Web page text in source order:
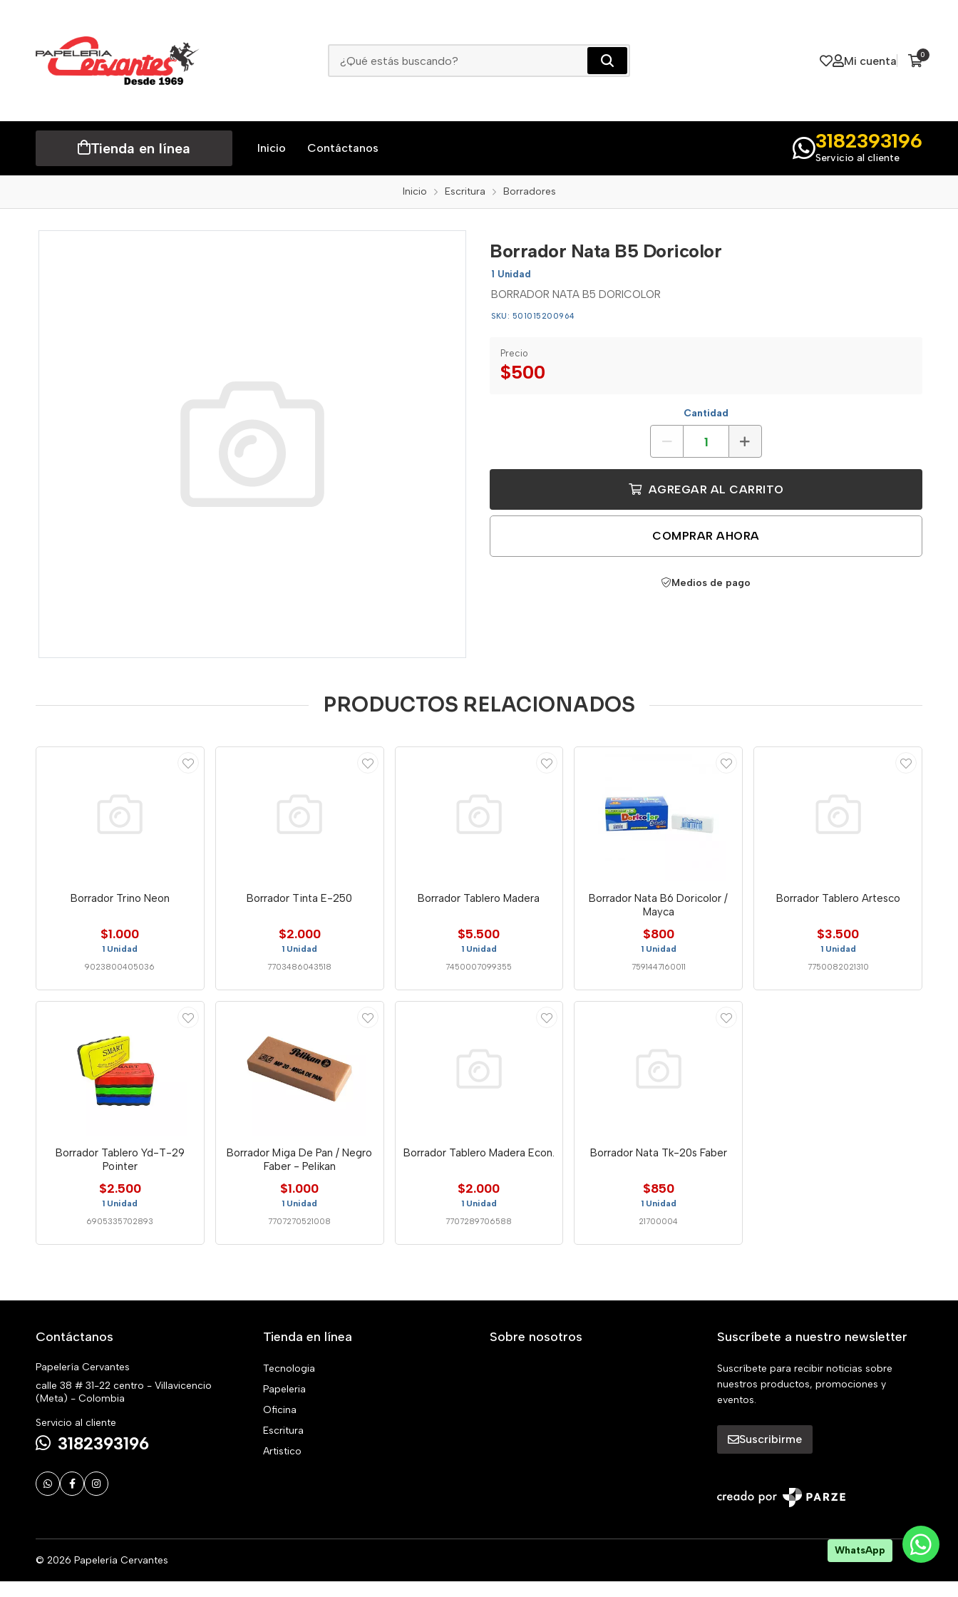
Mi cuenta 0
Tienda en línea Inicio Contáctanos 3182393196
Servicio al cliente
Inicio Escritura Borradores
Borrador Nata B5 Doricolor
1 Unidad
BORRADOR NATA B5 DORICOLOR
SKU: 501015200964
Precio
$500
Cantidad
AGREGAR AL CARRITO
COMPRAR AHORA
Medios de pago
PRODUCTOS RELACIONADOS
Borrador Trino Neon
$1.000
1 Unidad
9023800405036
Borrador Tinta E-250
$2.000
1 Unidad
7703486043518
Borrador Tablero Madera
$5.500
1 Unidad
7450007099355
Borrador Nata B6 Doricolor /
Mayca
$800
1 Unidad
7591447160011
Borrador Tablero Artesco
$3.500
1 Unidad
7750082021310
Borrador Tablero Yd-T-29
Pointer
$2.500
1 Unidad
6905335702893
Borrador Miga De Pan / Negro
Faber - Pelikan
$1.000
1 Unidad
7707270521008
Borrador Tablero Madera Econ.
$2.000
1 Unidad
7707289706588
Borrador Nata Tk-20s Faber
$850
1 Unidad
21700004
Contáctanos
Papelería Cervantes
calle 38 # 31-22 centro - Villavicencio
(Meta) - Colombia
Servicio al cliente
3182393196
Tienda en línea
Tecnologia
Papeleria
Oficina
Escritura
Artistico
Sobre nosotros Suscríbete a nuestro newsletter
Suscríbete para recibir noticias sobre
nuestros productos, promociones y
eventos.
Suscribirme
© 2026 Papelería Cervantes
WhatsApp